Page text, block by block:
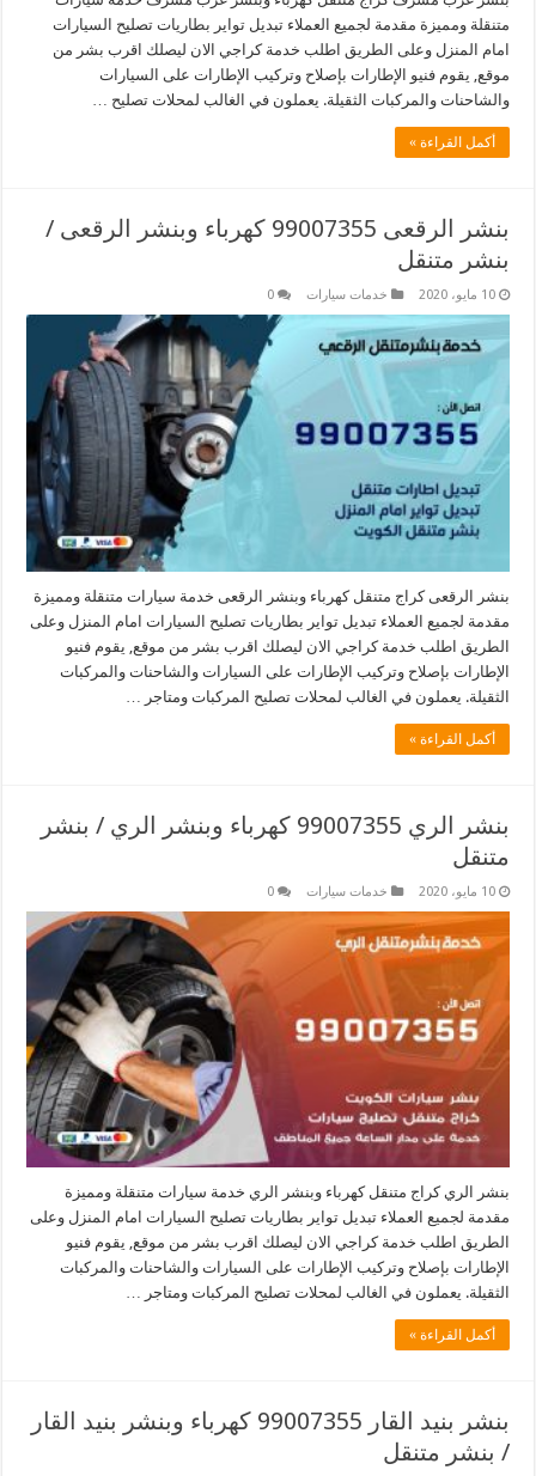
متنقلة ومميزة مقدمة لجميع العملاء تبديل تواير بطاريات تصليح السيارات
امام المنزل وعلى الطريق اطلب خدمة كراجي الان ليصلك اقرب بشر من
موقع, يقوم فنيو الإطارات بإصلاح وتركيب الإطارات على السيارات
والشاحنات والمركبات الثقيلة. يعملون في الغالب لمحلات تصليح …
أكمل القراءة »
بنشر الرقعى 99007355 كهرباء وبنشر الرقعى /
بنشر متنقل
10 مايو، 2020 خدمات سيارات 0
بنشر الرقعى كراج متنقل كهرباء وبنشر الرقعى خدمة سيارات متنقلة ومميزة
مقدمة لجميع العملاء تبديل تواير بطاريات تصليح السيارات امام المنزل وعلى
الطريق اطلب خدمة كراجي الان ليصلك اقرب بشر من موقع, يقوم فنيو
الإطارات بإصلاح وتركيب الإطارات على السيارات والشاحنات والمركبات
الثقيلة. يعملون في الغالب لمحلات تصليح المركبات ومتاجر …
أكمل القراءة »
بنشر الري 99007355 كهرباء وبنشر الري / بنشر
متنقل
10 مايو، 2020 خدمات سيارات 0
بنشر الري كراج متنقل كهرباء وبنشر الري خدمة سيارات متنقلة ومميزة
مقدمة لجميع العملاء تبديل تواير بطاريات تصليح السيارات امام المنزل وعلى
الطريق اطلب خدمة كراجي الان ليصلك اقرب بشر من موقع, يقوم فنيو
الإطارات بإصلاح وتركيب الإطارات على السيارات والشاحنات والمركبات
الثقيلة. يعملون في الغالب لمحلات تصليح المركبات ومتاجر …
أكمل القراءة »
بنشر بنيد القار 99007355 كهرباء وبنشر بنيد القار
/ بنشر متنقل